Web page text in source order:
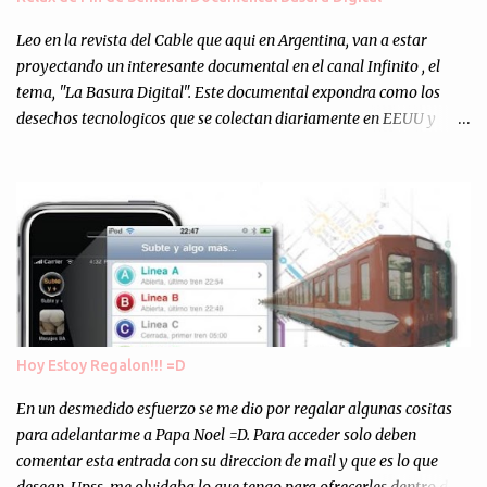
Totalmente inesperado. Mas de 200 personas en vivo
escuchándonos y viendo como grabamos el semanario es, para mi
personalmente, un éxito y un logro sin precedentes. Sinceram...
Leo en la revista del Cable que aqui en Argentina, van a estar
proyectando un interesante documental en el canal Infinito , el
tema, "La Basura Digital". Este documental expondra como los
desechos tecnologicos que se colectan diariamente en EEUU y
Asi, todos los residuos sonincinerados produciendo lo que los
ambientalistas llaman "La Pesadilla de la Edad Cibernetica". La
transmision es el Domingo 2 de diciembre a las 21:00 hs. Me
parecio muy interesante, no creo que lo pueda ver por la hora, asi
que los comentarios los dejo en sus manos...
Hoy Estoy Regalon!!! =D
En un desmedido esfuerzo se me dio por regalar algunas cositas
para adelantarme a Papa Noel =D. Para acceder solo deben
comentar esta entrada con su direccion de mail y que es lo que